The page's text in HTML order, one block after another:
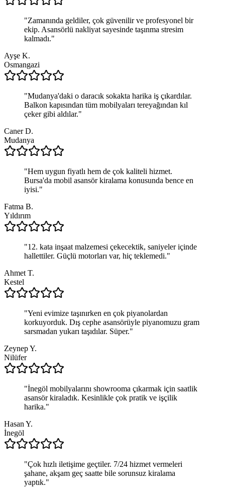
"Zamanında geldiler, çok güvenilir ve profesyonel bir
ekip. Asansörlü nakliyat sayesinde taşınma stresim
kalmadı."
Ayşe K.
Osmangazi
"Mudanya'daki o daracık sokakta harika iş çıkardılar.
Balkon kapısından tüm mobilyaları tereyağından kıl
çeker gibi aldılar."
Caner D.
Mudanya
"Hem uygun fiyatlı hem de çok kaliteli hizmet.
Bursa'da mobil asansör kiralama konusunda bence en
iyisi."
Fatma B.
Yıldırım
"12. kata inşaat malzemesi çekecektik, saniyeler içinde
hallettiler. Güçlü motorları var, hiç teklemedi."
Ahmet T.
Kestel
"Yeni evimize taşınırken en çok piyanolardan
korkuyorduk. Dış cephe asansörüyle piyanomuzu gram
sarsmadan yukarı taşıdılar. Süper."
Zeynep Y.
Nilüfer
"İnegöl mobilyalarını showrooma çıkarmak için saatlik
asansör kiraladık. Kesinlikle çok pratik ve işçilik
harika."
Hasan Y.
İnegöl
"Çok hızlı iletişime geçtiler. 7/24 hizmet vermeleri
şahane, akşam geç saatte bile sorunsuz kiralama
yaptık."